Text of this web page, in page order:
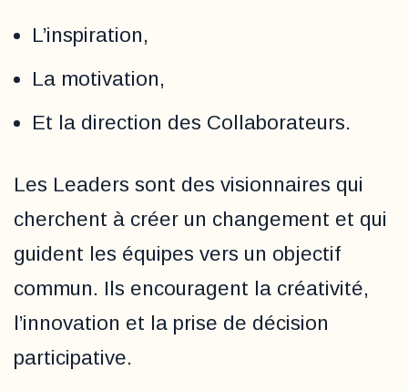
L’inspiration,
La motivation,
Et la direction des Collaborateurs.
Les Leaders sont des visionnaires qui
cherchent à créer un changement et qui
guident les équipes vers un objectif
commun. Ils encouragent la créativité,
l’innovation et la prise de décision
participative.